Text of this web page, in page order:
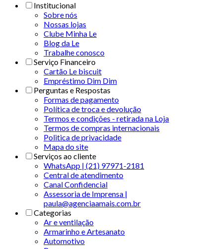
Institucional
Sobre nós
Nossas lojas
Clube Minha Le
Blog da Le
Trabalhe conosco
Serviço Financeiro
Cartão Le biscuit
Empréstimo Dim Dim
Perguntas e Respostas
Formas de pagamento
Política de troca e devolução
Termos e condições - retirada na Loja
Termos de compras internacionais
Politica de privacidade
Mapa do site
Serviços ao cliente
WhatsApp | (21) 97971-2181
Central de atendimento
Canal Confidencial
Assessoria de Imprensa |
paula@agenciaamais.com.br
Categorias
Ar e ventilação
Armarinho e Artesanato
Automotivo